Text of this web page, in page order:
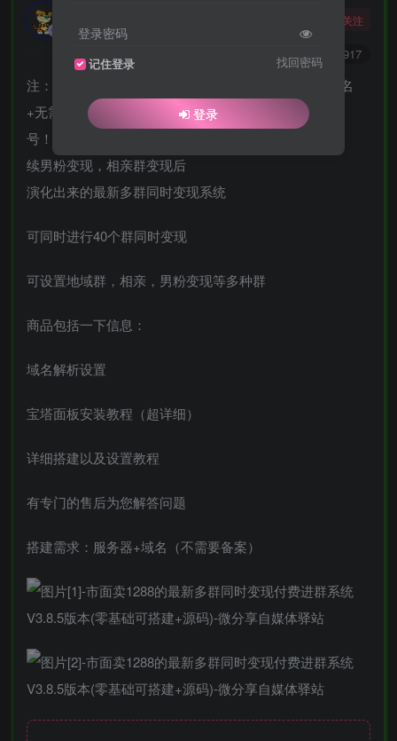
酒醒只在花前坐，酒醉还来花下眠。
关注
2810 3917
注：无需备案域名+无需公众号！！！！！无需备案域名
+无需公众号！！！！！无需备案域名+无需公众
号！！！！
续男粉变现，相亲群变现后
演化出来的最新多群同时变现系统
可同时进行40个群同时变现
可设置地域群，相亲，男粉变现等多种群
商品包括一下信息：
域名解析设置
宝塔面板安装教程（超详细）
详细搭建以及设置教程
有专门的售后为您解答问题
搭建需求：服务器+域名（不需要备案）
登录密码
记住登录 找回密码
登录